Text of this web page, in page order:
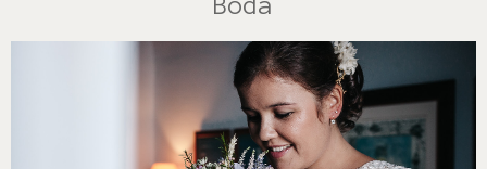
Boda